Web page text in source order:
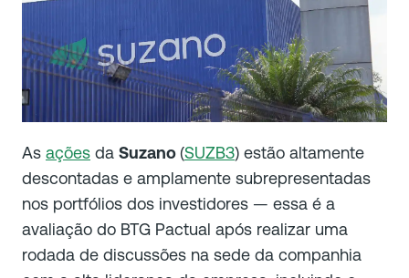
As ações da Suzano(SUZB3) estão altamente
descontadas e amplamente subrepresentadas
nos portfólios dos investidores — essa é a
avaliação do BTG Pactual após realizar uma
rodada de discussões na sede da companhia